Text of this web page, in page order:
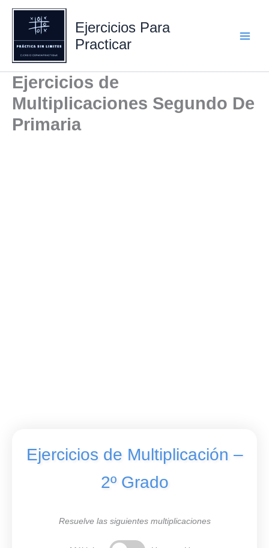
contenido
Ejercicios Para
Practicar
Ejercicios de
Multiplicaciones Segundo De
Primaria
Ejercicios de Multiplicación –
2º Grado
Resuelve las siguientes multiplicaciones